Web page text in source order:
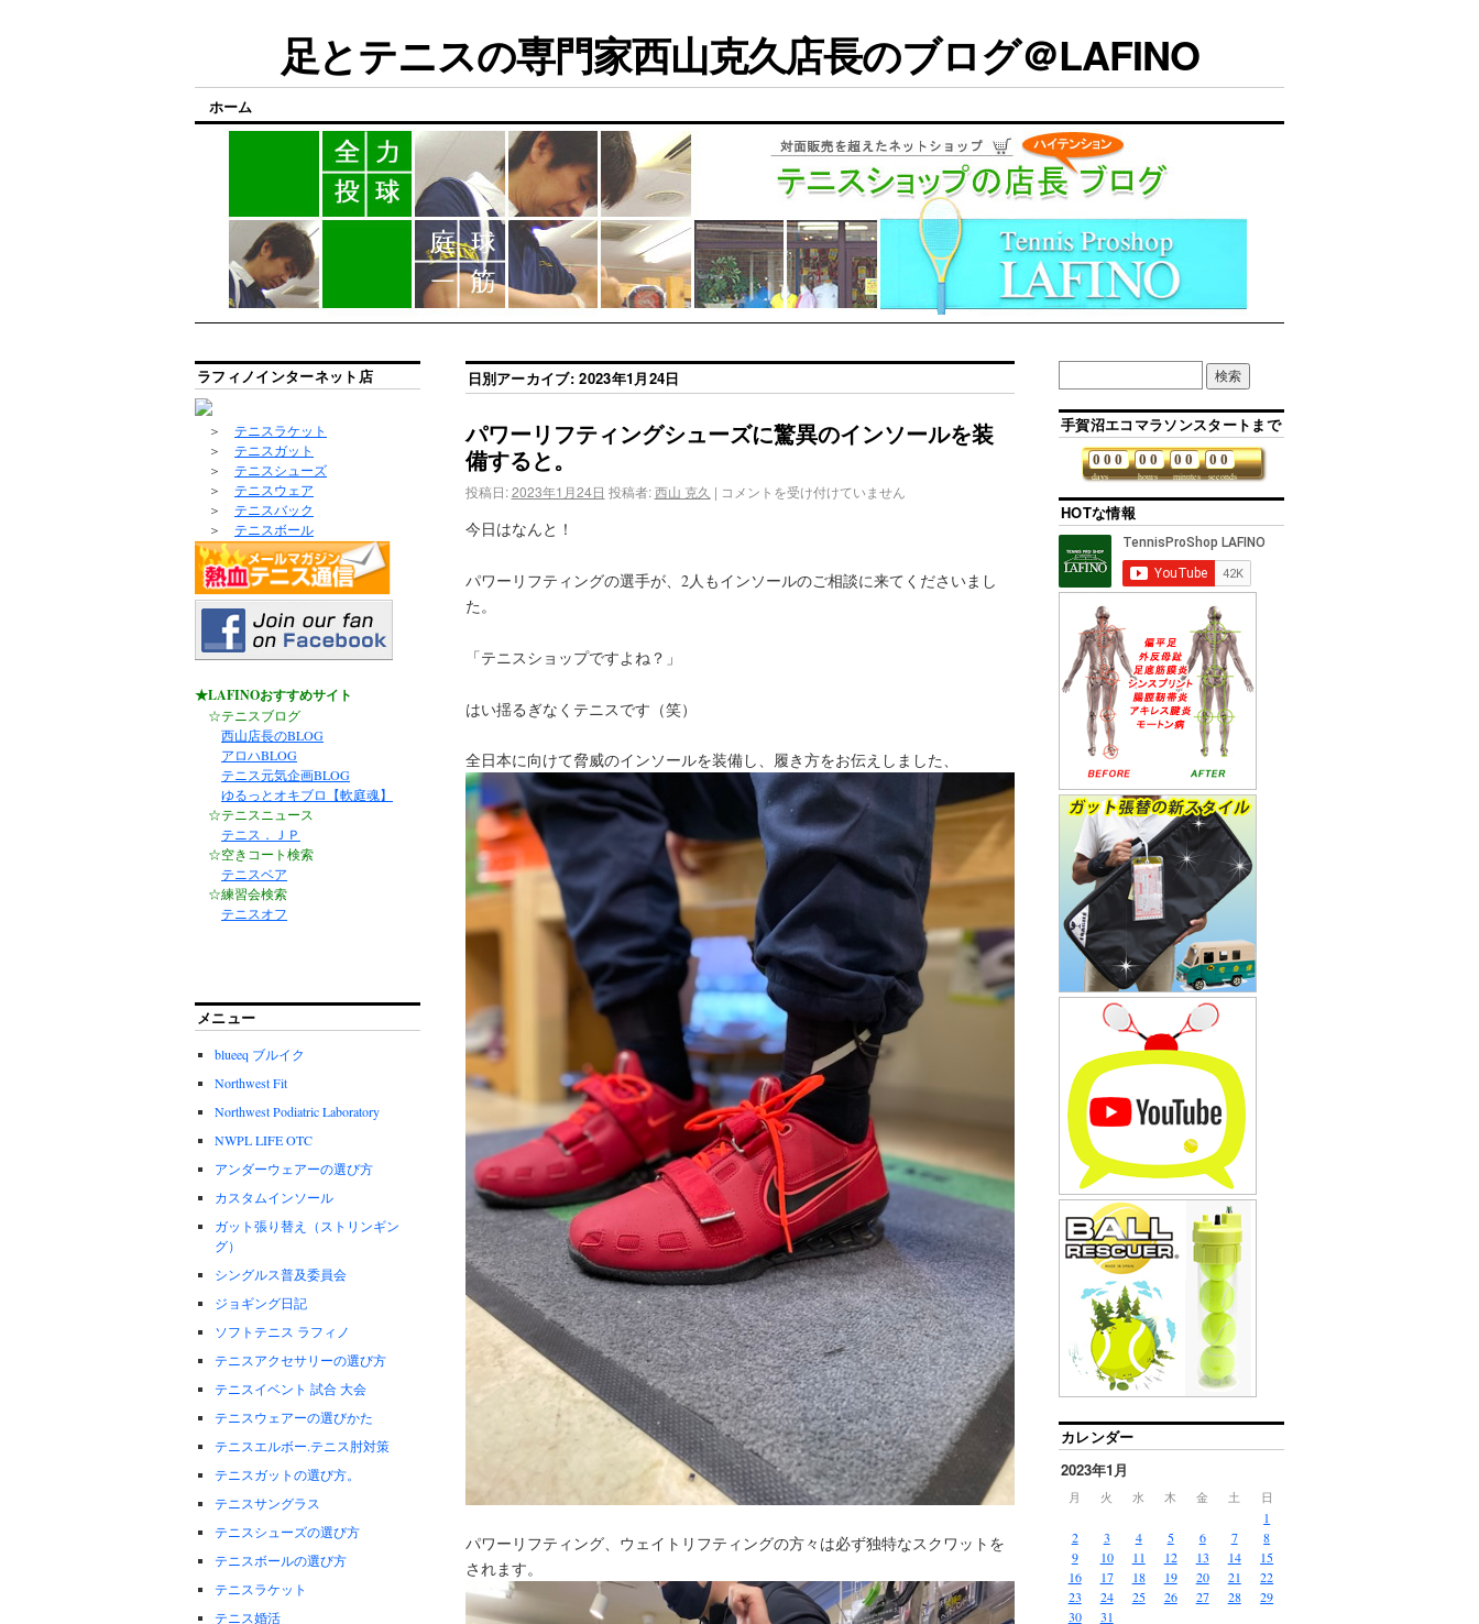
足とテニスの専門家西山克久店長のブログ＠LAFINO
ホーム
日別アーカイブ:2023年1月24日
パワーリフティングシューズに驚異のインソールを装
備すると。
投稿日: 2023年1月24日 投稿者: 西山 克久 | コメントを受け付けていません
今日はなんと！
パワーリフティングの選手が、2人もインソールのご相談に来てくださいまし
た。
「テニスショップですよね？」
はい揺るぎなくテニスです（笑）
全日本に向けて脅威のインソールを装備し、履き方をお伝えしました、
パワーリフティング、ウェイトリフティングの方々は必ず独特なスクワットを
されます。
ラフィノインターネット店
＞ テニスラケット
＞ テニスガット
＞ テニスシューズ
＞ テニスウェア
＞ テニスバック
＞ テニスボール
★LAFINOおすすめサイト
☆テニスブログ
西山店長のBLOG
アロハBLOG
テニス元気企画BLOG
ゆるっとオキブロ【軟庭魂】
☆テニスニュース
テニス．ＪＰ
☆空きコート検索
テニスベア
☆練習会検索
テニスオフ
メニュー
blueeq ブルイク
Northwest Fit
Northwest Podiatric Laboratory
NWPL LIFE OTC
アンダーウェアーの選び方
カスタムインソール
ガット張り替え（ストリンギン
グ）
シングルス普及委員会
ジョギング日記
ソフトテニス ラフィノ
テニスアクセサリーの選び方
テニスイベント 試合 大会
テニスウェアーの選びかた
テニスエルボー.テニス肘対策
テニスガットの選び方。
テニスサングラス
テニスシューズの選び方
テニスボールの選び方
テニスラケット
テニス婚活
手賀沼エコマラソンスタートまで
days
0 0 0
hours
0 0
minutes
0 0
seconds
0 0
HOTな情報
カレンダー
2023年1月
月 火 水 木 金 土 日
1
2
3 4 5 6 7
8
9
10 11 12 13 14
15
16
17 18 19 20 21
22
23
24 25 26 27 28
29
30
31